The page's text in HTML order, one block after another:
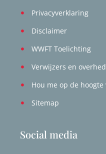
Privacyverklaring
Disclaimer
WWFT Toelichting
Verwijzers en
Hou me op de
Sitemap
Social media